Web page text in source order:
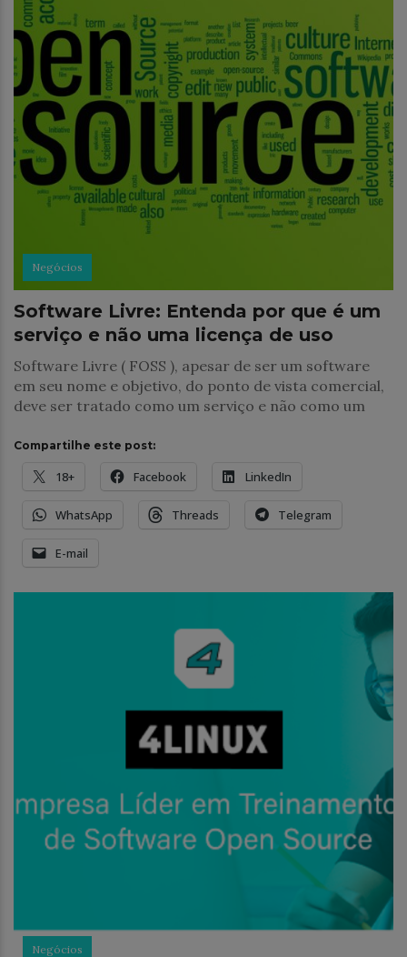
Negócios
Software Livre: Entenda por que é um
serviço e não uma licença de uso
Software Livre ( FOSS ), apesar de ser um software
em seu nome e objetivo, do ponto de vista comercial,
deve ser tratado como um serviço e não como um
Compartilhe este post:
18+ Facebook LinkedIn
WhatsApp Threads Telegram
E-mail
Negócios